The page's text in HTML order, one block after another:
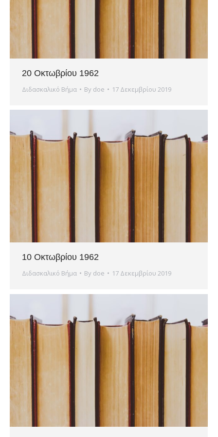
20 Οκτωβρίου 1962
Διδασκαλικό Βήμα By doe 17 Δεκεμβρίου 2019
10 Οκτωβρίου 1962
Διδασκαλικό Βήμα By doe 17 Δεκεμβρίου 2019